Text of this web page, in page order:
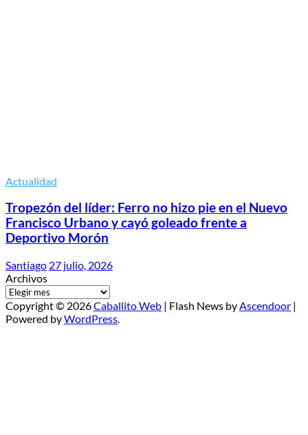
Actualidad
Tropezón del líder: Ferro no hizo pie en el Nuevo
Francisco Urbano y cayó goleado frente a
Deportivo Morón
Santiago 27 julio, 2026
Archivos
Copyright © 2026Caballito Web | Flash News byAscendoor |
Powered byWordPress.